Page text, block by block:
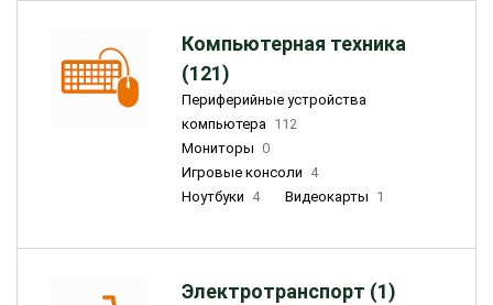
Компьютерная техника
(121)
Периферийные устройства
компьютера 112
Мониторы 0
Игровые консоли 4
Ноутбуки 4 Видеокарты 1
Электротранспорт (1)